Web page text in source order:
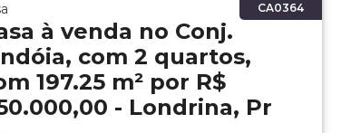
CA0364
à venda no Conj.
com 2 quartos,
197.25 m² por R$
- Londrina, Pr